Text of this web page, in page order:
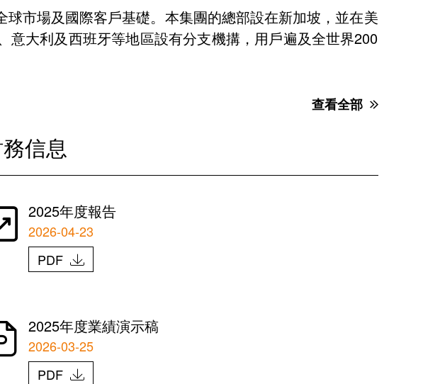
市場及國際客戶基礎。本集團的總部設在新加坡，並在美
大利及西班牙等地區設有分支機搆，用戶遍及全世界200
查看全部
信息
2025年度報告
2026-04-23
PDF
2025年度業績演示稿
2026-03-25
PDF